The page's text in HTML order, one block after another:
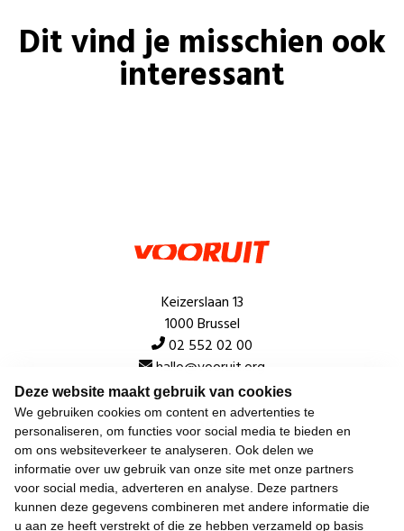
Deze website maakt gebruik van cookies
We gebruiken cookies om content en advertenties te
personaliseren, om functies voor social media te bieden en
om ons websiteverkeer te analyseren. Ook delen we
informatie over uw gebruik van onze site met onze partners
voor social media, adverteren en analyse. Deze partners
kunnen deze gegevens combineren met andere informatie die
u aan ze heeft verstrekt of die ze hebben verzameld op basis
Dit vind je misschien ook
interessant
Keizerslaan 13
1000 Brussel
02 552 02 00
hallo@vooruit.org
Snel
Over de beweging
Algemeen